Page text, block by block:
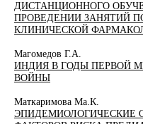
ДИСТАНЦИОННОГО
ПРОВЕДЕНИИ ЗАНЯТИЙ
КЛИНИЧЕСКОЙ
Магомедов Г.А.
ИНДИЯ В ГОДЫ ПЕРВОЙ
ВОЙНЫ
Маткаримова Ма.К.
ЭПИДЕМИОЛОГИЧЕСКИЕ